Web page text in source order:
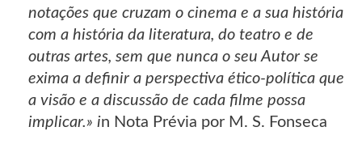
notações que cruzam o cinema e a sua história
com a história da literatura, do teatro e de
outras artes, sem que nunca o seu Autor se
exima a definir a perspectiva ético-política que
a visão e a discussão de cada filme possa
implicar.» in Nota Prévia por M. S. Fonseca